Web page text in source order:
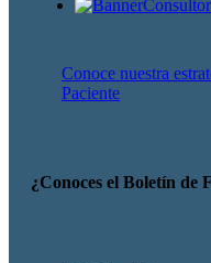
Conoce nuestra
Paciente
¿Conoces el Boletín de